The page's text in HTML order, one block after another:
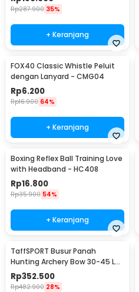
Rp287.900 35%
+ Keranjang
FOX40 Classic Whistle Peluit
dengan Lanyard - CMG04
Rp6.200
Rp16.900 64%
+ Keranjang
Boxing Reflex Ball Training Love
with Headband - HC408
Rp16.800
Rp35.900 54%
+ Keranjang
TaffSPORT Busur Panah
Hunting Archery Bow 30-45 LB
- SA
Rp352.500
Rp482.900 28%